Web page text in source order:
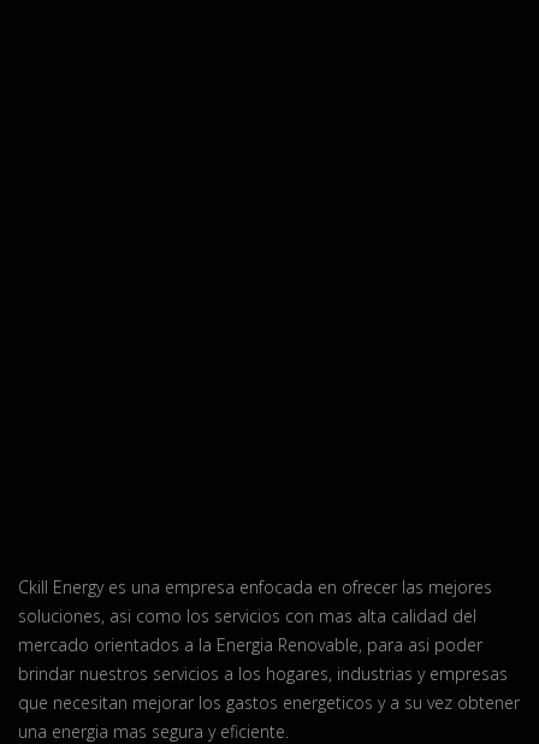
Ckill Energy es una empresa enfocada en ofrecer las mejores
soluciones, asi como los servicios con mas alta calidad del
mercado orientados a la Energia Renovable, para asi poder
brindar nuestros servicios a los hogares, industrias y empresas
que necesitan mejorar los gastos energeticos y a su vez obtener
una energia mas segura y eficiente.